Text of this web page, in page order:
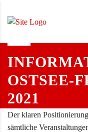
OSTSEE-
2021
Der klaren
sämtliche